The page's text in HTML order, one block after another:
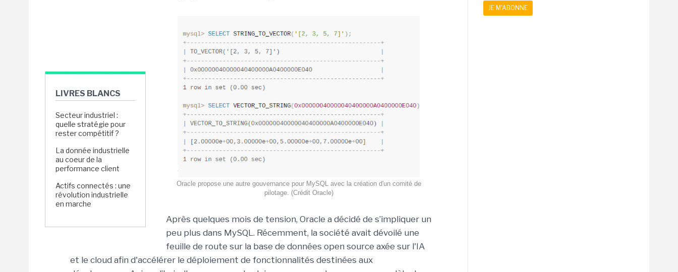
LIVRES BLANCS
Secteur industriel :
quelle stratégie pour
rester compétitif ?
La donnée industrielle
au coeur de la
performance client
Actifs connectés : une
révolution industrielle
en marche
Oracle propose une autre gouvernance pour MySQL avec la création d'un comité de
pilotage. (Crédit Oracle)
Après quelques mois de tension, Oracle a décidé de s’impliquer un
peu plus dans MySQL. Récemment, la société avait dévoilé une
feuille de route sur la base de données open source axée sur l'IA
et le cloud afin d'accélérer le déploiement de fonctionnalités destinées aux
JE M'ABONNE